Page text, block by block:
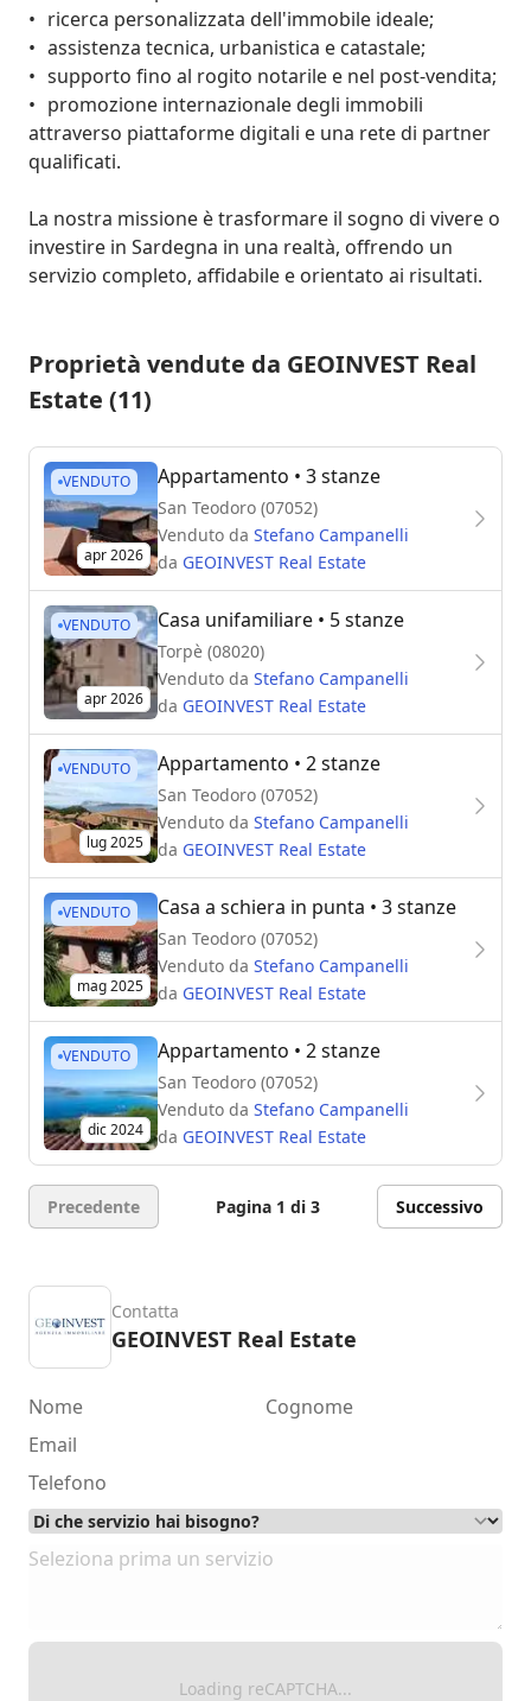
•	ricerca personalizzata dell'immobile ideale;
•	assistenza tecnica, urbanistica e catastale;
•	supporto fino al rogito notarile e nel post-vendita;
•	promozione internazionale degli immobili
attraverso piattaforme digitali e una rete di partner
qualificati.
La nostra missione è trasformare il sogno di vivere o
investire in Sardegna in una realtà, offrendo un
servizio completo, affidabile e orientato ai risultati.
Proprietà vendute da GEOINVEST Real
Estate (11)
VENDUTO
apr 2026
Appartamento • 3 stanze
San Teodoro (07052)
Venduto da Stefano Campanelli
da GEOINVEST Real Estate
VENDUTO
apr 2026
Casa unifamiliare • 5 stanze
Torpè (08020)
Venduto da Stefano Campanelli
da GEOINVEST Real Estate
VENDUTO
lug 2025
Appartamento • 2 stanze
San Teodoro (07052)
Venduto da Stefano Campanelli
da GEOINVEST Real Estate
VENDUTO
mag 2025
Casa a schiera in punta • 3 stanze
San Teodoro (07052)
Venduto da Stefano Campanelli
da GEOINVEST Real Estate
VENDUTO
dic 2024
Appartamento • 2 stanze
San Teodoro (07052)
Venduto da Stefano Campanelli
da GEOINVEST Real Estate
Precedente Pagina 1 di 3 Successivo
Contatta
GEOINVEST Real Estate
Loading reCAPTCHA...